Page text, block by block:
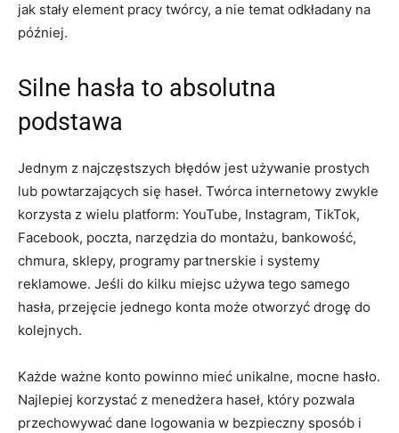
jak stały element pracy twórcy, a nie temat odkładany na
później.
Silne hasła to absolutna
podstawa
Jednym z najczęstszych błędów jest używanie prostych
lub powtarzających się haseł. Twórca internetowy zwykle
korzysta z wielu platform: YouTube, Instagram, TikTok,
Facebook, poczta, narzędzia do montażu, bankowość,
chmura, sklepy, programy partnerskie i systemy
reklamowe. Jeśli do kilku miejsc używa tego samego
hasła, przejęcie jednego konta może otworzyć drogę do
kolejnych.
Każde ważne konto powinno mieć unikalne, mocne hasło.
Najlepiej korzystać z menedżera haseł, który pozwala
przechowywać dane logowania w bezpieczny sposób i